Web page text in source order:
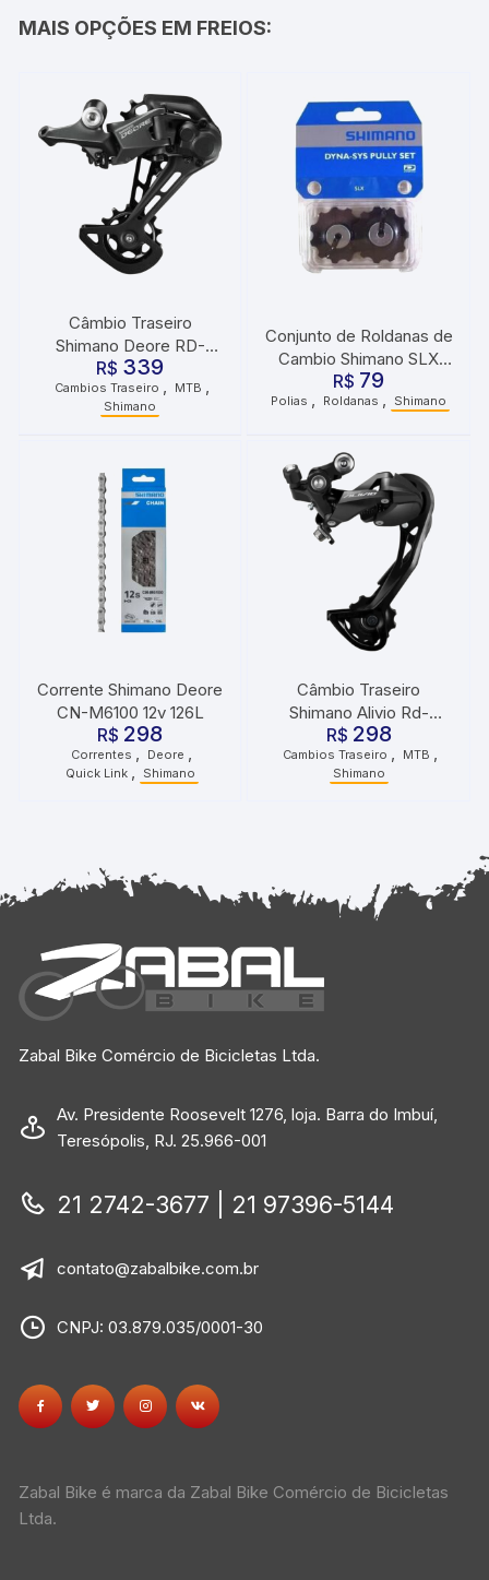
MAIS OPÇÕES EM FREIOS:
Câmbio Traseiro
Shimano Deore RD-
M5100 SGS 11v
R$ 339
Cambios Traseiro MTB
Shimano
Conjunto de Roldanas de
Cambio Shimano SLX
RD-M663 10V
R$ 79
Polias , Roldanas , Shimano
Corrente Shimano Deore
CN-M6100 12v 126L
R$ 298
Correntes Deore
Quick Link Shimano
Câmbio Traseiro
Shimano Alivio Rd-
m3100 Sgs 9v Cage
Longo
R$ 298
Cambios Traseiro MTB
Shimano
Zabal Bike Comércio de Bicicletas Ltda.
Av. Presidente Roosevelt 1276, loja. Barra do Imbuí,
Teresópolis, RJ. 25.966-001
21 2742-3677 | 21 97396-5144
contato@zabalbike.com.br
CNPJ: 03.879.035/0001-30
Zabal Bike é marca da Zabal Bike Comércio de Bicicletas
Ltda.